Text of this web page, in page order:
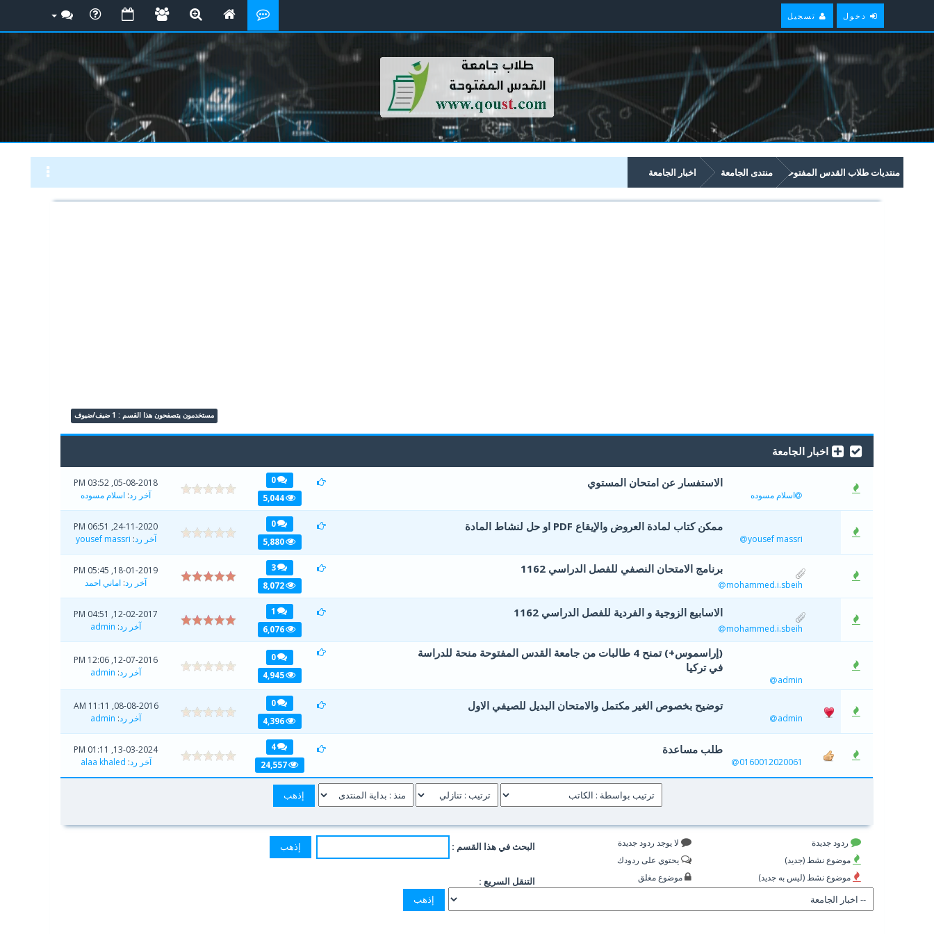
دخول تسجيل
منتديات طلاب القدس المفتوحة منتدى الجامعة اخبار الجامعة
مستخدمون يتصفحون هذا القسم : 1 ضيف/ضيوف
اخبار الجامعة
الاستفسار عن امتحان المستوي
اسلام مسوده
0
5,044
05-08-2018, 03:52 PM
آخر رد: اسلام مسوده
ممكن كتاب لمادة العروض والإيقاع PDF او حل لنشاط المادة
yousef massri
0
5,880
0 أصوات - 0 من معدل 5 أصوات 1234 5
24-11-2020, 06:51 PM
آخر رد:
yousef massri
برنامج الامتحان النصفي للفصل الدراسي 1162
mohammed.i.sbeih
3
8,072
1 أصوات - 5 من معدل 5 أصوات 123 45
18-01-2019, 05:45 PM
آخر رد: اماني احمد
الاسابيع الزوجية و الفردية للفصل الدراسي 1162
mohammed.i.sbeih
1
6,076
1 أصوات - 5 من معدل 5 أصوات 12 345
12-02-2017, 04:51 PM
آخر رد:
admin
(إراسموس+) تمنح 4 طالبات من جامعة القدس المفتوحة منحة للدراسة
في تركيا
admin
0
4,945
12-07-2016, 12:06 PM
آخر رد:
admin
توضيح بخصوص الغير مكتمل والامتحان البديل للصيفي الاول
admin
0
4,396
0 أصوات - 0 من معدل 5 أصوات 12345
08-08-2016, 11:11 AM
آخر رد:
admin
طلب مساعدة
0160012020061
4
24,557
13-03-2024, 01:11 PM
آخر رد:
alaa khaled
ردود جديدة
موضوع نشط (جديد)
موضوع نشط (ليس به جديد)
لا يوجد ردود جديدة
يحتوي على ردودك
موضوع مغلق
البحث في هذا القسم :
التنقل السريع :